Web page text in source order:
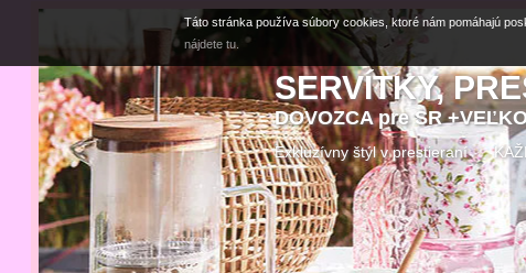
SERVÍTKY,
DOVOZCA pre SR
Exkluzívny štýl v prestieraní
Táto stránka používa súbory cookies, ktoré nám pomáhajú
nájdete tu.